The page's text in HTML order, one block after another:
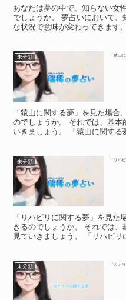
あなたは夢の中で、知らない女
でしょうか。 夢占いにおいて、
な状況で意味が変わってきます
未分類 「猿山
「猿山に関する夢」を見た場合
のでしょうか。 それでは、基
いきましょう。 「猿山に関す
未分類 「リハ
「リハビリに関する夢」を見
きるのでしょうか。 それでは
見ていきましょう。 「リハビ
未分類 「カナ